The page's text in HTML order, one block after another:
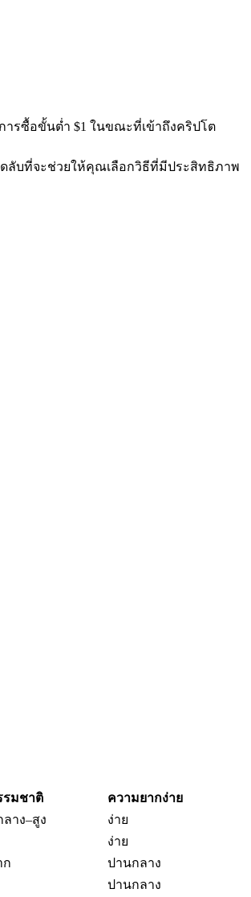
ารซื้อขั้นต่ำ $1 ในขณะที่เข้าถึงคริปโต
ลับที่จะช่วยให้คุณเลือกวิธีที่มีประสิทธิภาพ
รมชาติ
ความยากง่าย
าง–สูง
ง่าย
ง่าย
ก
ปานกลาง
ปานกลาง